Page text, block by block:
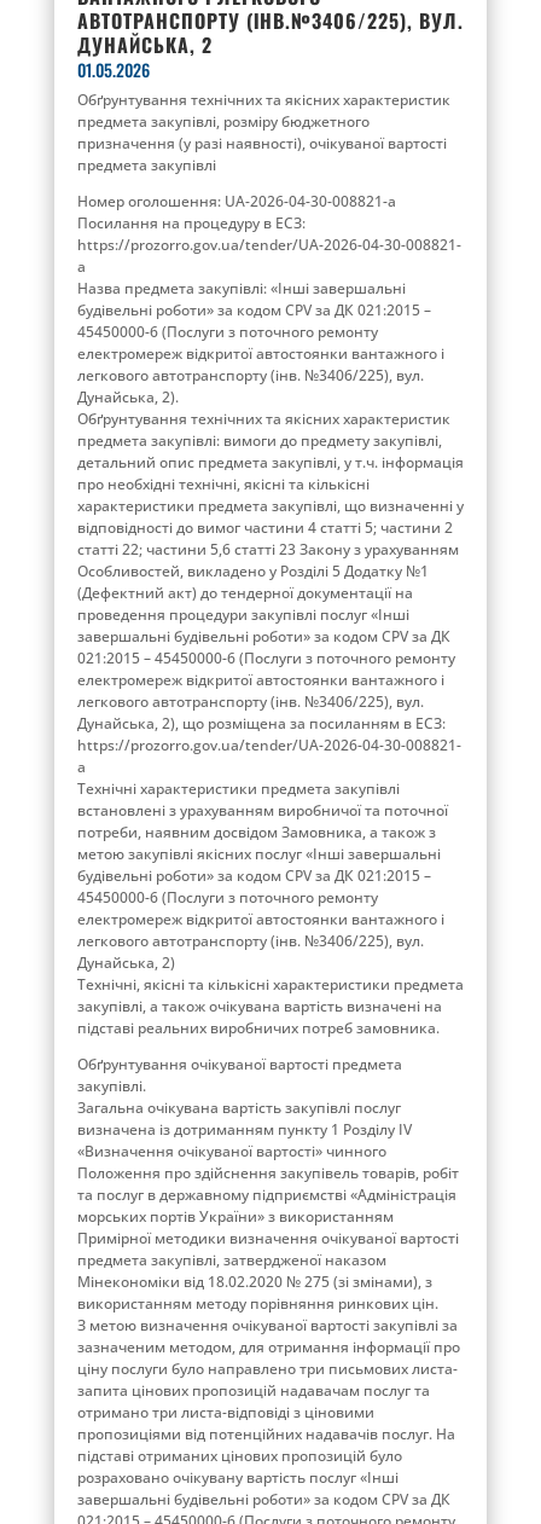
АВТОТРАНСПОРТУ (ІНВ.№3406/225), ВУЛ.
ДУНАЙСЬКА, 2
01.05.2026
Обґрунтування технічних та якісних характеристик
предмета закупівлі, розміру бюджетного
призначення (у разі наявності), очікуваної вартості
предмета закупівлі
Номер оголошення: UA-2026-04-30-008821-a
Посилання на процедуру в ЕСЗ:
https://prozorro.gov.ua/tender/UA-2026-04-30-008821-
a
Назва предмета закупівлі: «Інші завершальні
будівельні роботи» за кодом СРV за ДК 021:2015 –
45450000-6 (Послуги з поточного ремонту
електромереж відкритої автостоянки вантажного і
легкового автотранспорту (інв. №3406/225), вул.
Дунайська, 2).
Обґрунтування технічних та якісних характеристик
предмета закупівлі: вимоги до предмету закупівлі,
детальний опис предмета закупівлі, у т.ч. інформація
про необхідні технічні, якісні та кількісні
характеристики предмета закупівлі, що визначенні у
відповідності до вимог частини 4 статті 5; частини 2
статті 22; частини 5,6 статті 23 Закону з урахуванням
Особливостей, викладено у Розділі 5 Додатку №1
(Дефектний акт) до тендерної документації на
проведення процедури закупівлі послуг «Інші
завершальні будівельні роботи» за кодом СРV за ДК
021:2015 – 45450000-6 (Послуги з поточного ремонту
електромереж відкритої автостоянки вантажного і
легкового автотранспорту (інв. №3406/225), вул.
Дунайська, 2), що розміщена за посиланням в ЕСЗ:
https://prozorro.gov.ua/tender/UA-2026-04-30-008821-
a
Технічні характеристики предмета закупівлі
встановлені з урахуванням виробничої та поточної
потреби, наявним досвідом Замовника, а також з
метою закупівлі якісних послуг «Інші завершальні
будівельні роботи» за кодом СРV за ДК 021:2015 –
45450000-6 (Послуги з поточного ремонту
електромереж відкритої автостоянки вантажного і
легкового автотранспорту (інв. №3406/225), вул.
Дунайська, 2)
Технічні, якісні та кількісні характеристики предмета
закупівлі, а також очікувана вартість визначені на
підставі реальних виробничих потреб замовника.
Обґрунтування очікуваної вартості предмета
закупівлі.
Загальна очікувана вартість закупівлі послуг
визначена із дотриманням пункту 1 Розділу ІV
«Визначення очікуваної вартості» чинного
Положення про здійснення закупівель товарів, робіт
та послуг в державному підприємстві «Адміністрація
морських портів України» з використанням
Примірної методики визначення очікуваної вартості
предмета закупівлі, затвердженої наказом
Мінекономіки від 18.02.2020 № 275 (зі змінами), з
використанням методу порівняння ринкових цін.
З метою визначення очікуваної вартості закупівлі за
зазначеним методом, для отримання інформації про
ціну послуги було направлено три письмових листа-
запита цінових пропозицій надавачам послуг та
отримано три листа-відповіді з ціновими
пропозиціями від потенційних надавачів послуг. На
підставі отриманих цінових пропозицій було
розраховано очікувану вартість послуг «Інші
завершальні будівельні роботи» за кодом СРV за ДК